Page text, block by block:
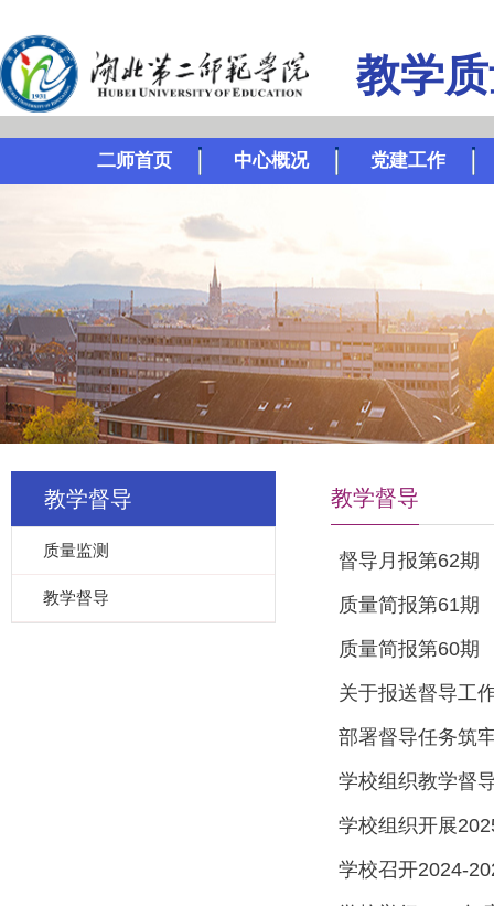
教学
二师首页 中心概况 党建工作
教学督导
质量监测
教学督导
教学督导
督导月报第62期
质量简报第61期
质量简报第60期
关于报送督导工
部署督导任务筑
学校组织教学督
学校组织开展
学校召开2024-